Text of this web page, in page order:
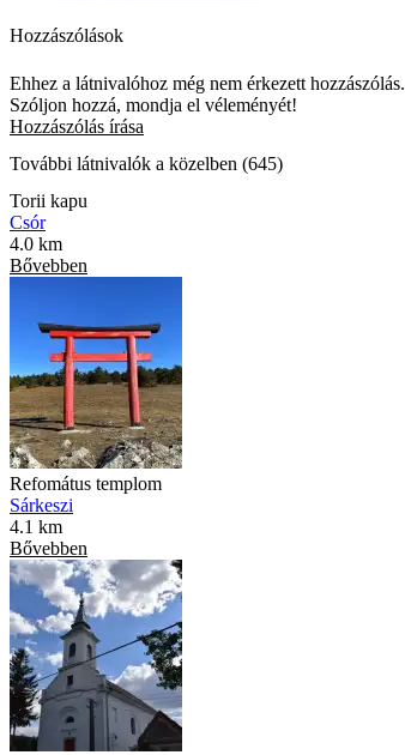
Hozzászólások
Ehhez a látnivalóhoz még nem érkezett hozzászólás.
Szóljon hozzá, mondja el véleményét!
Hozzászólás írása
További látnivalók a közelben (645)
Torii kapu
Csór
4.0 km
Bővebben
Refomátus templom
Sárkeszi
4.1 km
Bővebben